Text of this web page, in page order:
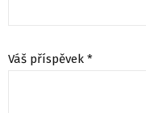
Váš příspěvek *